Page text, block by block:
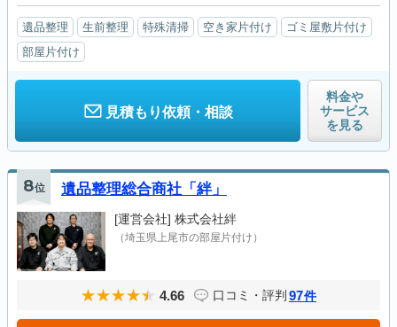
遺品整理 生前整理 特殊清掃 空き家片付け
ゴミ屋敷片付け
部屋片付け
見積もり依頼・相談
料金や
サービス
を見る
8位 遺品整理総合商社「絆」
[運営会社] 株式会社絆
（埼玉県上尾市の部屋片付け）
4.66 口コミ・評判 97件